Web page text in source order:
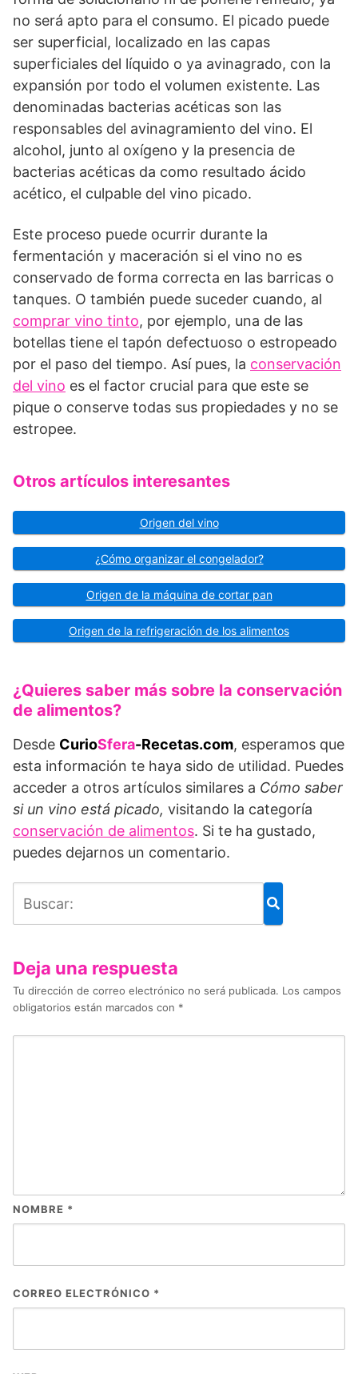
no será apto para el consumo. El picado puede
ser superficial, localizado en las capas
superficiales del líquido o ya avinagrado, con la
expansión por todo el volumen existente. Las
denominadas bacterias acéticas son las
responsables del avinagramiento del vino. El
alcohol, junto al oxígeno y la presencia de
bacterias acéticas da como resultado ácido
acético, el culpable del vino picado.
Este proceso puede ocurrir durante la
fermentación y maceración si el vino no es
conservado de forma correcta en las barricas o
tanques. O también puede suceder cuando, al
comprar vino tinto, por ejemplo, una de las
botellas tiene el tapón defectuoso o estropeado
por el paso del tiempo. Así pues, la conservación
del vino es el factor crucial para que este se
pique o conserve todas sus propiedades y no se
estropee.
Otros artículos interesantes
Origen del vino
¿Cómo organizar el congelador?
Origen de la máquina de cortar pan
Origen de la refrigeración de los alimentos
¿Quieres saber más sobre la conservación
de alimentos?
Desde CurioSfera-Recetas.com, esperamos que
esta información te haya sido de utilidad. Puedes
acceder a otros artículos similares a Cómo saber
si un vino está picado, visitando la categoría
conservación de alimentos. Si te ha gustado,
puedes dejarnos un comentario.
Deja una respuesta
Tu dirección de correo electrónico no será publicada. Los campos
obligatorios están marcados con *
NOMBRE *
CORREO ELECTRÓNICO *